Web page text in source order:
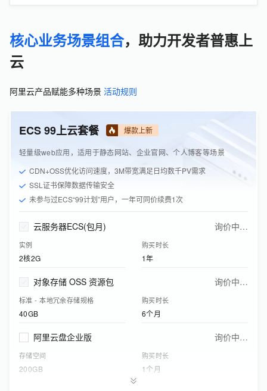
核心业务场景组合，助力开发者普惠上
云
阿里云产品赋能多种场景 活动规则
ECS 99上云套餐 爆款上新
轻量级web应用，适用于静态网站、企业官网、个人博客等场景
CDN+OSS优化访问速度，3M带宽满足日均数千PV需求
SSL证书保障数据传输安全
未参与过ECS“99计划”用户，一年可同价续费1次
云服务器ECS(包月) 询价中…
实例
2核2G
购买时长
1年
对象存储 OSS 资源包 询价中…
标准 - 本地冗余存储规格
40GB
购买时长
6个月
阿里云盘企业版 询价中…
存储空间
200GB
购买时长
1个月